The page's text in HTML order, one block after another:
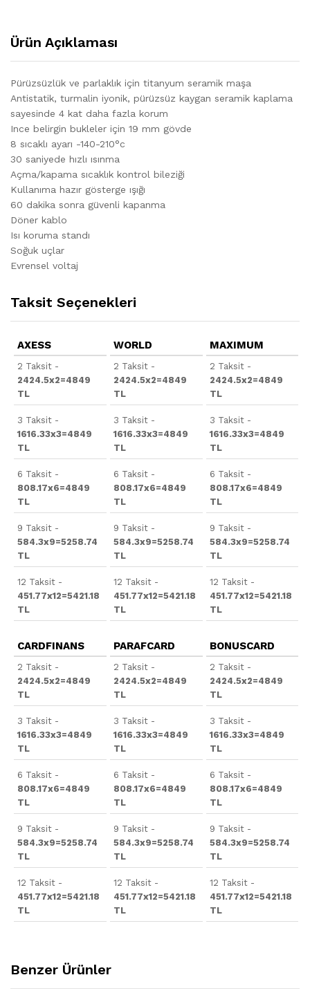
Ürün Açıklaması
Pürüzsüzlük ve parlaklık için titanyum seramik maşa
Antistatik, turmalin iyonik, pürüzsüz kaygan seramik kaplama
sayesinde 4 kat daha fazla korum
Ince belirgin bukleler için 19 mm gövde
8 sıcaklı ayarı -140-210°c
30 saniyede hızlı ısınma
Açma/kapama sıcaklık kontrol bileziği
Kullanıma hazır gösterge ışığı
60 dakika sonra güvenli kapanma
Döner kablo
Isı koruma standı
Soğuk uçlar
Evrensel voltaj
Taksit Seçenekleri
AXESS
2 Taksit -
2424.5x2=4849
TL
3 Taksit -
1616.33x3=4849
TL
6 Taksit -
808.17x6=4849
TL
9 Taksit -
584.3x9=5258.74
TL
12 Taksit -
451.77x12=5421.18
TL
WORLD
2 Taksit -
2424.5x2=4849
TL
3 Taksit -
1616.33x3=4849
TL
6 Taksit -
808.17x6=4849
TL
9 Taksit -
584.3x9=5258.74
TL
12 Taksit -
451.77x12=5421.18
TL
MAXIMUM
2 Taksit -
2424.5x2=4849
TL
3 Taksit -
1616.33x3=4849
TL
6 Taksit -
808.17x6=4849
TL
9 Taksit -
584.3x9=5258.74
TL
12 Taksit -
451.77x12=5421.18
TL
CARDFINANS
2 Taksit -
2424.5x2=4849
TL
3 Taksit -
1616.33x3=4849
TL
6 Taksit -
808.17x6=4849
TL
9 Taksit -
584.3x9=5258.74
TL
12 Taksit -
451.77x12=5421.18
TL
PARAFCARD
2 Taksit -
2424.5x2=4849
TL
3 Taksit -
1616.33x3=4849
TL
6 Taksit -
808.17x6=4849
TL
9 Taksit -
584.3x9=5258.74
TL
12 Taksit -
451.77x12=5421.18
TL
BONUSCARD
2 Taksit -
2424.5x2=4849
TL
3 Taksit -
1616.33x3=4849
TL
6 Taksit -
808.17x6=4849
TL
9 Taksit -
584.3x9=5258.74
TL
12 Taksit -
451.77x12=5421.18
TL
Benzer Ürünler